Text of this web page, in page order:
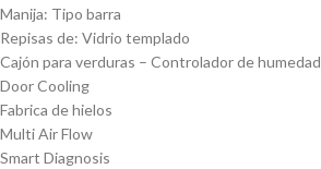
Manija: Tipo barra
Repisas de: Vidrio templado
Cajón para verduras – Controlador de humedad
Door Cooling
Fabrica de hielos
Multi Air Flow
Smart Diagnosis